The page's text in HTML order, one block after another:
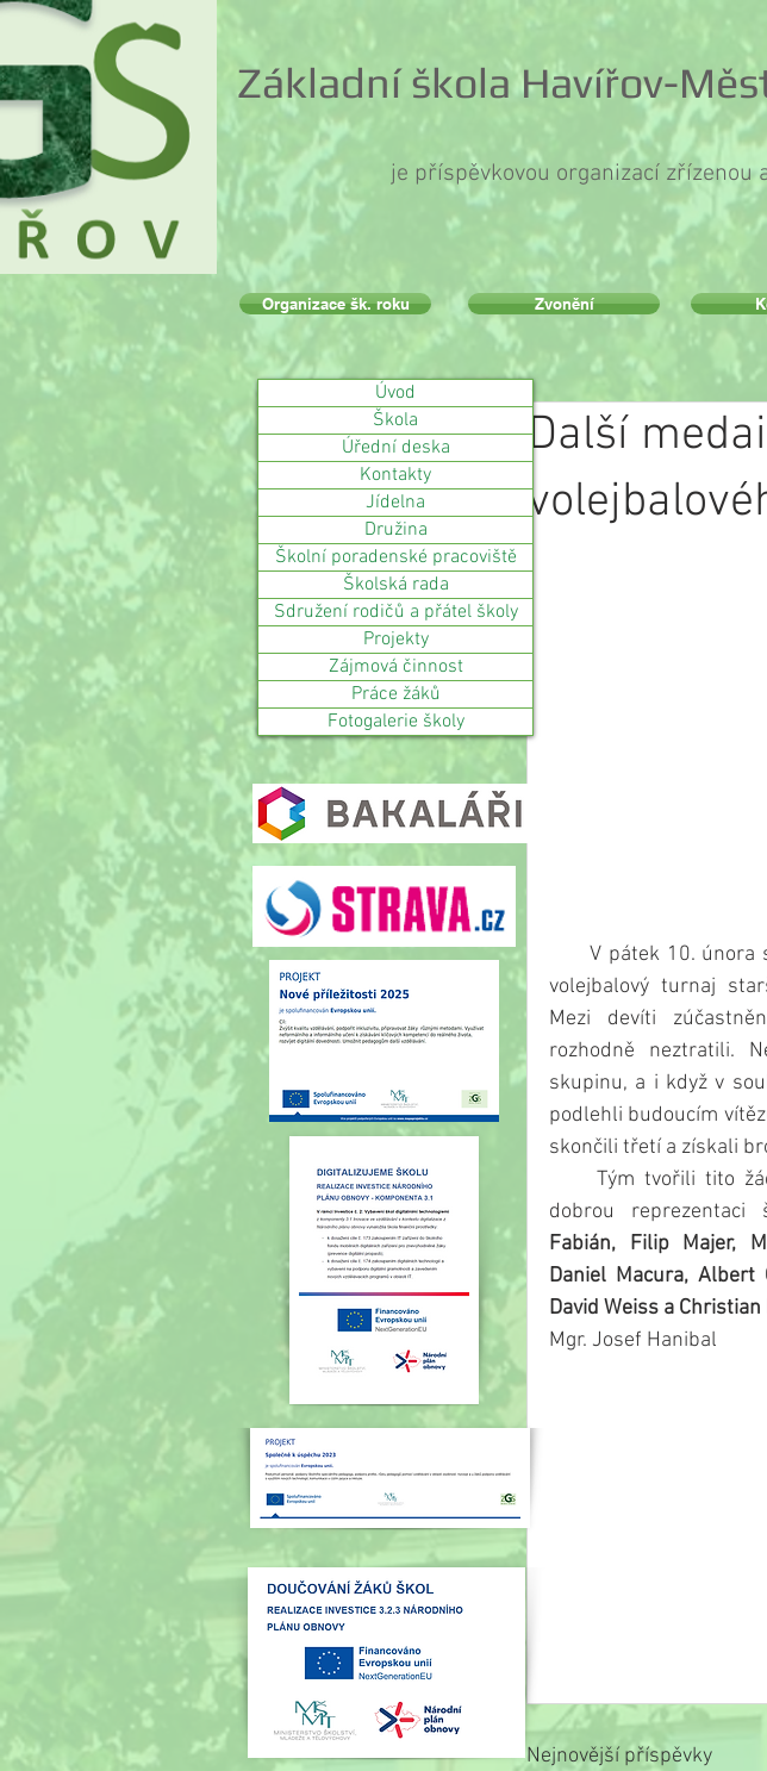
Základní škola Havířov-
je příspěvkovou organizací
Další
      V pátek 10. února se na ZŠ Moravská uskutečnil
volejbalový turnaj
Mezi devíti
rozhodně neztratili.
skupinu, a i když v
podlehli budoucím
skončili třetí a získali
dobrou
Fabián, Filip Majer,
Daniel Macura, Albert
David Weiss a
Mgr. Josef Hanibal
Nejnovější příspěvky
Organizace šk. roku Zvonění
Úvod
Škola
Úřední deska
Kontakty
Jídelna
Družina
Školní poradenské pracoviště
Školská rada
Sdružení rodičů a přátel školy
Projekty
Zájmová činnost
Práce žáků
Fotogalerie školy